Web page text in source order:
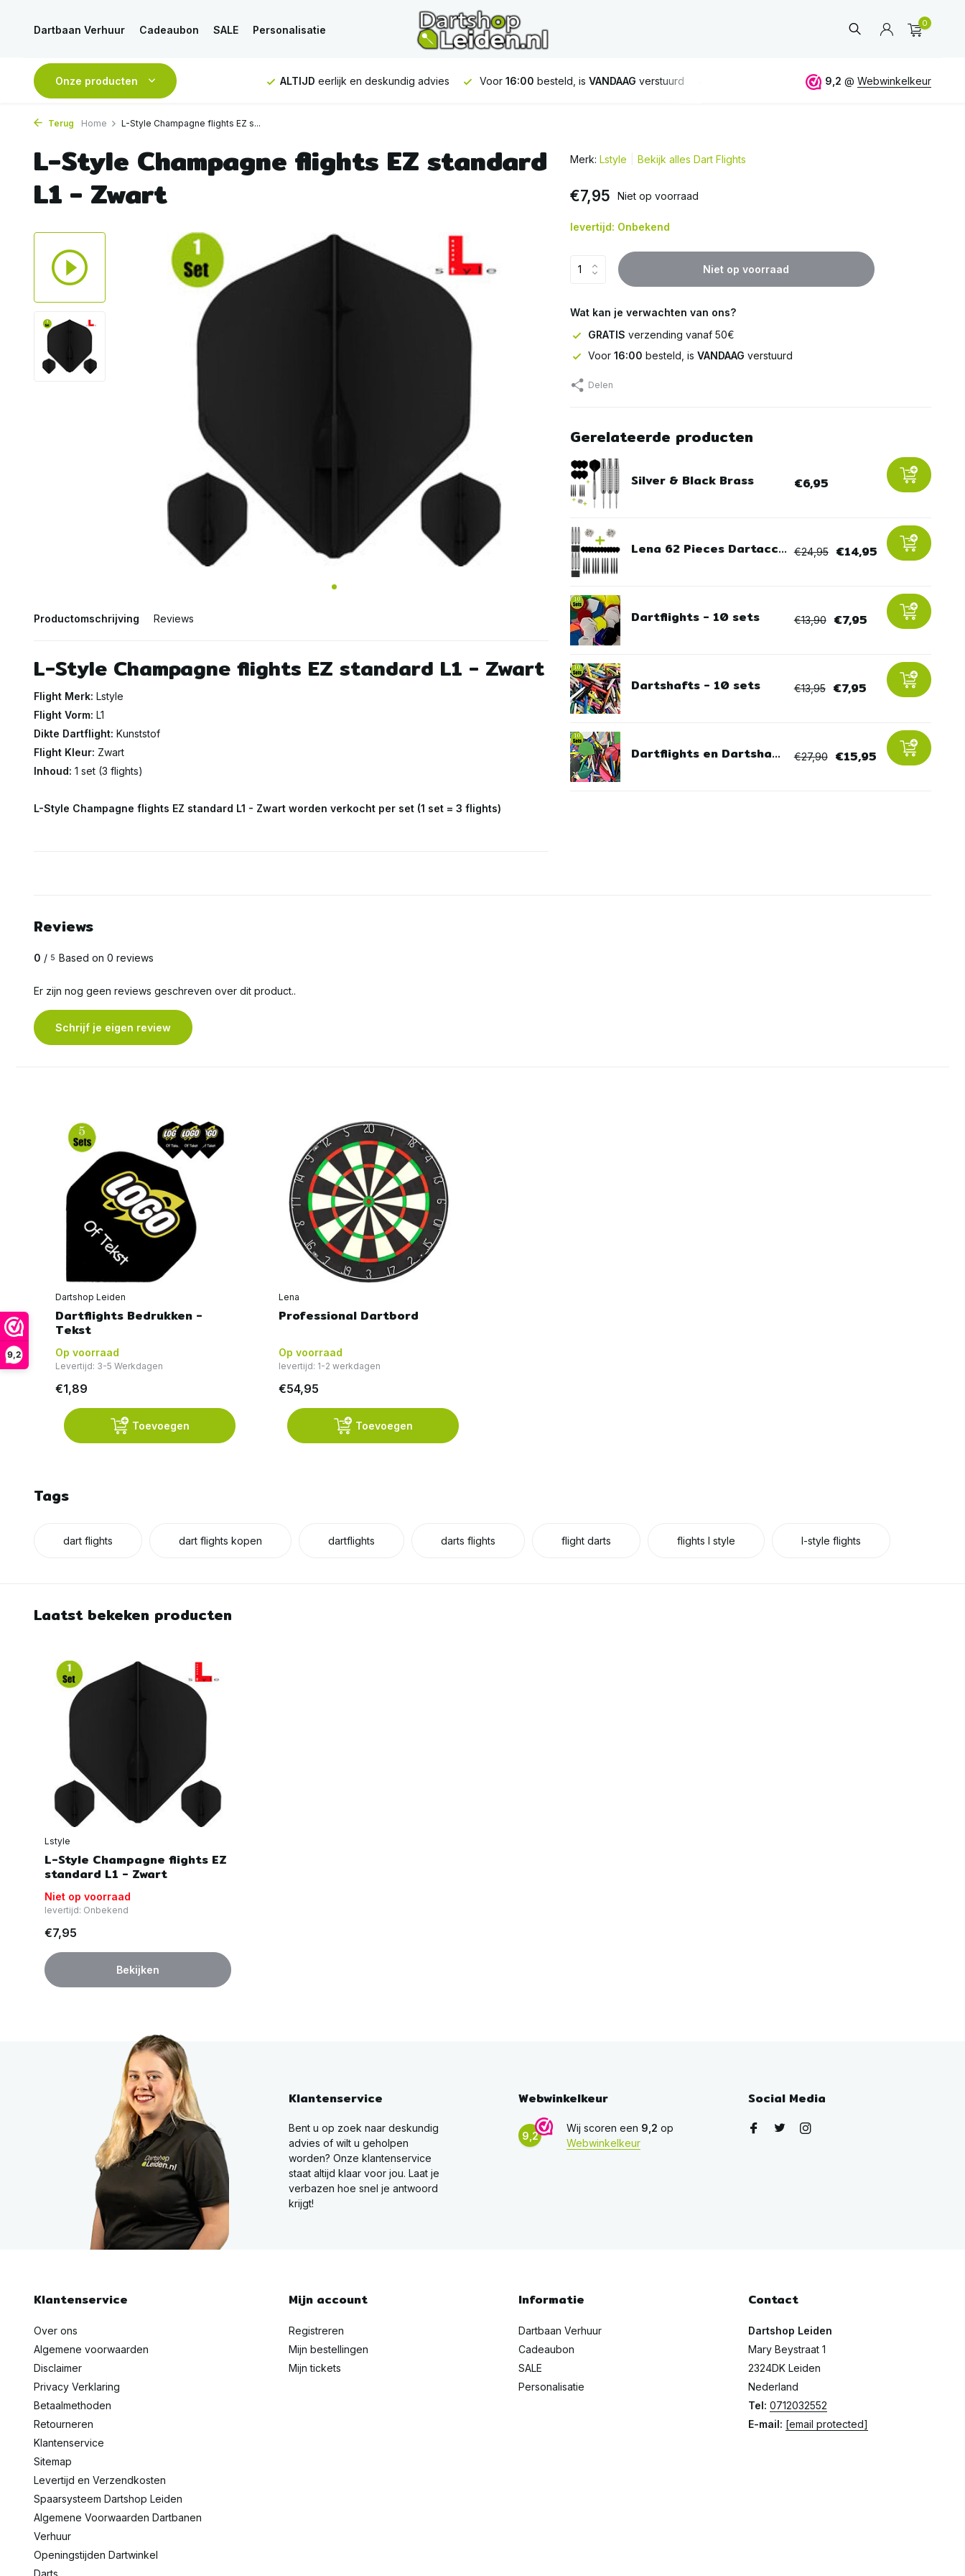
9,2
Dartbaan Verhuur Cadeaubon SALE Personalisatie
0
Onze producten
vanaf 50€ ALTIJDeerlijk en deskundig advies Voor16:00besteld, isVANDAAGverstuurd GRATISverzending vanaf 50€ eerlijk en deskundig advies
9,2 @ Webwinkelkeur
Terug Home L-Style Champagne flights EZ s...
L-Style Champagne flights EZ standard
L1 - Zwart
Productomschrijving Reviews
L-Style Champagne flights EZ standard L1 - Zwart
Flight Merk: Lstyle
Flight Vorm: L1
Dikte Dartflight: Kunststof
Flight Kleur: Zwart
Inhoud: 1 set (3 flights)
L-Style Champagne flights EZ standard L1 - Zwart worden verkocht per set (1 set = 3 flights)
Merk: Lstyle Bekijk alles Dart Flights
€7,95 Niet op voorraad
levertijd: Onbekend
Niet op voorraad
Wat kan je verwachten van ons?
GRATIS verzending vanaf 50€
Voor 16:00 besteld, is VANDAAG verstuurd
Delen
Gerelateerde producten
Silver & Black Brass €6,95
Lena 62 Pieces Dartacc... €24,95 €14,95
Dartflights - 10 sets €13,90 €7,95
Dartshafts - 10 sets €13,95 €7,95
Dartflights en Dartsha... €27,90 €15,95
Reviews
0 / 5 Based on 0 reviews
Er zijn nog geen reviews geschreven over dit product..
Schrijf je eigen review
Dartshop Leiden
Dartflights Bedrukken -
Tekst
Op voorraad
Levertijd: 3-5 Werkdagen
€1,89
Toevoegen
Lena
Professional Dartbord
Op voorraad
levertijd: 1-2 werkdagen
€54,95
Toevoegen
Tags
dart flights dart flights kopen dartflights darts flights flight darts flights l style l-style flights
Laatst bekeken producten
Lstyle
L-Style Champagne flights EZ
standard L1 - Zwart
Niet op voorraad
levertijd: Onbekend
€7,95
Bekijken
Klantenservice
Bent u op zoek naar deskundig
advies of wilt u geholpen
worden? Onze klantenservice
staat altijd klaar voor jou. Laat je
verbazen hoe snel je antwoord
krijgt!
Webwinkelkeur
9,2
Wij scoren een 9,2 op
Webwinkelkeur
Social Media
Klantenservice
Over ons
Algemene voorwaarden
Disclaimer
Privacy Verklaring
Betaalmethoden
Retourneren
Klantenservice
Sitemap
Levertijd en Verzendkosten
Spaarsysteem Dartshop Leiden
Algemene Voorwaarden Dartbanen
Verhuur
Openingstijden Dartwinkel
Mijn account
Registreren
Mijn bestellingen
Mijn tickets
Informatie
Dartbaan Verhuur
Cadeaubon
SALE
Personalisatie
Contact
Dartshop Leiden
Mary Beystraat 1
2324DK Leiden
Nederland
Tel: 0712032552
E-mail: [email protected]